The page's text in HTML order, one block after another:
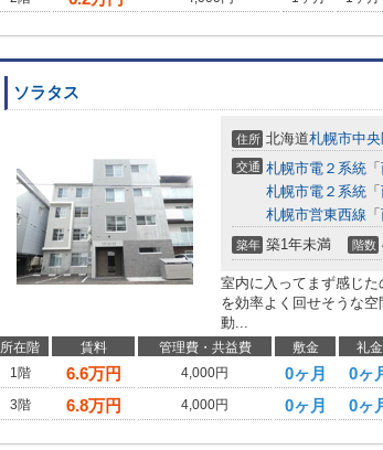
ソラタス
住所 北海道札幌市中
交通 札幌市電２系統 「
札幌市電２系統 「
札幌市営東西線 「
築年 築1年未満 階数
室内に入ってまず感じ
を効率よく回せそうな
動...
所在階 賃料 管理費・共益費 敷金 礼金
1階
6.6万円 4,000円 0ヶ月 0ヶ
3階
6.8万円 4,000円 0ヶ月 0ヶ